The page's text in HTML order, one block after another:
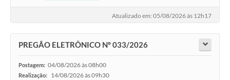
Atualizado em: 05/08/2026 às 12h17
PREGÃO ELETRÔNICO Nº 033/2026
Postagem: 04/08/2026 às 08h00
Realização: 14/08/2026 às 09h30